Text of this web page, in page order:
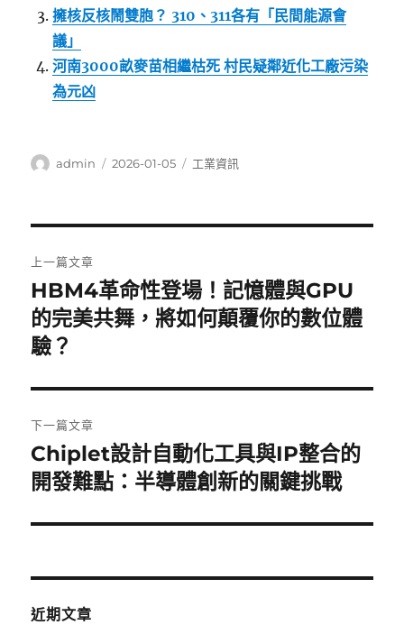
擁核反核鬧雙胞？ 310、311各有「民間能源會
議」
河南3000畝麥苗相繼枯死 村民疑鄰近化工廠污染
為元凶
作
admin
發
2026-01-05
分
工業資訊
章
導
覽
上一篇文章
上
一
篇
章:
HBM4革命性登場！記憶體與GPU
的完美共舞，將如何顛覆你的數位體
驗？
下一篇文章
下
一
文
Chiplet設計自動化工具與IP整合的
開發難點：半導體創新的關鍵挑戰
近期文章